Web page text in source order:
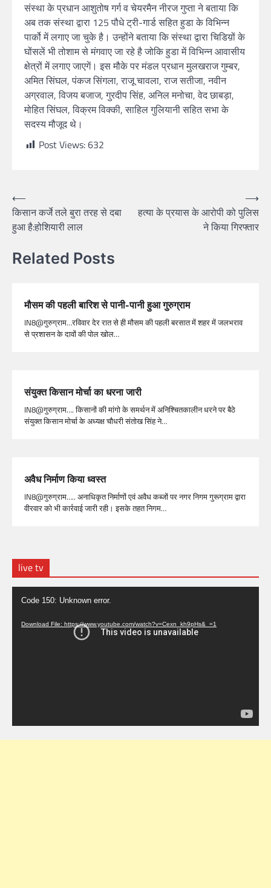
संस्था के प्रधान आशुतोष गर्ग व चेयरमैन नीरज गुप्ता ने बताया कि
अब तक संस्था द्वारा 125 पौधे ट्री-गार्ड सहित हुडा के विभिन्न
पार्को में लगाए जा चुके है। उन्होंने बताया कि संस्था द्वारा चिडिय़ों के
घोंसलें भी तोशाम से मंगवाए जा रहे है जोकि हुडा में विभिन्न आवासीय
क्षेत्रों में लगाए जाएगें। इस मौके पर मंडल प्रधान मुलखराज गुम्बर,
अमित सिंघल, पंकज सिंगला, राजू चावला, राज सतीजा, नवीन
अग्रवाल, विजय बजाज, गुरदीप सिंह, अनिल मनोचा, वेद छाबड़ा,
मोहित सिंघल, विक्रम विक्की, साहिल गुलियानी सहित सभा के
सदस्य मौजूद थे।
Post Views:632
⟵
किसान कर्जे तले बुरा तरह से दबा
हुआ है:होशियारी लाल
हत्या के प्रयास के आरोपी को पुलिस
ने किया गिरफ्तार
⟶
Related Posts
मौसम की पहली बारिश से पानी-पानी हुआ गुरुग्राम
IN8@गुरुग्राम…रविवार देर रात से ही मौसम की पहली बरसात में शहर में जलभराव
से प्रशासन के दावों की पोल खोल…
संयुक्त किसान मोर्चा का धरना जारी
IN8@गुरुग्राम…. किसानों की मांगो के समर्थन में अनिश्चितकालीन धरने पर बैठे
संयुक्त किसान मोर्चा के अध्यक्ष चौधरी संतोख सिंह ने…
अवैध निर्माण किया ध्वस्त
IN8@गुरुग्राम….. अनाधिकृत निर्माणों एवं अवैध कब्जों पर नगर निगम गुरूग्राम द्वारा
वीरवार को भी कार्रवाई जारी रही। इसके तहत निगम…
live tv
Video
Player
Code 150: Unknown error.
Download File: https://www.youtube.com/watch?v=Cexn_kh9pHs&_=1